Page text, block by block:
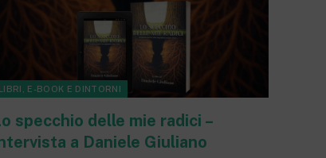
LIBRI, E-BOOK E DINTORNI
specchio delle mie radici –
a Daniele Giuliano